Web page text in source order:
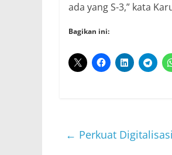
ada yang S-3,” kata
Bagikan ini:
← Perkuat